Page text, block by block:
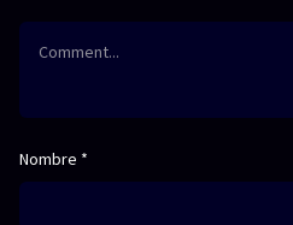
Nombre *